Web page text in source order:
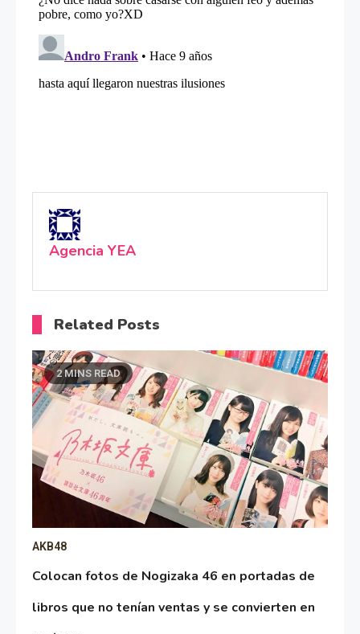
Agencia YEA
Related Posts
2 MINS READ
AKB48
Colocan fotos de Nogizaka 46 en portadas de
libros que no tenían ventas y se convierten en